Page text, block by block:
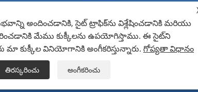
Imp&exp Co.,Ltd. - సాఫ్ట్ స్టార్టర్, వాటర్ మీటర్,
XML గోప్యతా విధానం
అందించడానికి, సైట్ ట్రాఫిక్‌ను విశ్లేషించడానికి మరియు
మేము కుక్కీలను ఉపయోగిస్తాము. ఈ సైట్‌ని
కుక్కీల వినియోగానికి అంగీకరిస్తున్నారు. గోప్యతా విధానం
తిరస్కరించు అంగీకరించు